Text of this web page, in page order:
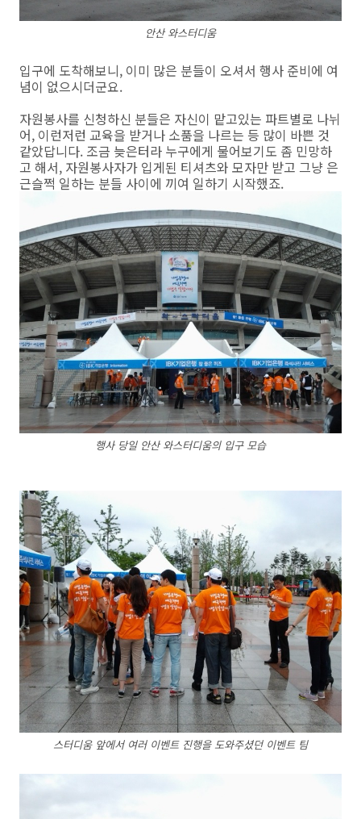
안산 와스터디움
입구에 도착해보니, 이미 많은 분들이 오셔서 행사 준비에 여
념이 없으시더군요.
자원봉사를 신청하신 분들은 자신이 맡고있는 파트별로 나뉘
어, 이런저런 교육을 받거나 소품을 나르는 등 많이 바쁜 것
같았답니다. 조금 늦은터라 누구에게 물어보기도 좀 민망하
고 해서, 자원봉사자가 입게된 티셔츠와 모자만 받고 그냥 은
근슬쩍 일하는 분들 사이에 끼여 일하기 시작했죠.
행사 당일 안산 와스터디움의 입구 모습
스터디움 앞에서 여러 이벤트 진행을 도와주셨던 이벤트 팀